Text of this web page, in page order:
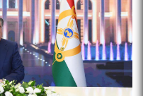
МАЛИКЗОД.
ИШҚИ РӮДАКӢ